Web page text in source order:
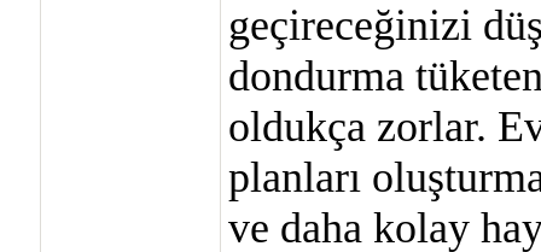
geçireceğinizi
dondurma
oldukça zorlar.
planları
ve daha kolay